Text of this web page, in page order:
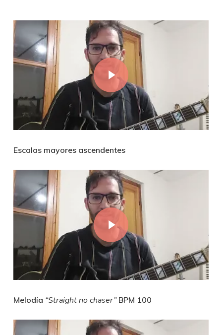
Play Video
Escalas mayores ascendentes
Play Video
Melodía “Straight no chaser”BPM 100